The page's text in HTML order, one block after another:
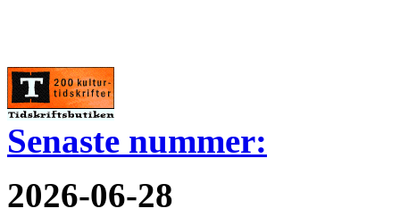
Senaste nummer:
2026-06-28